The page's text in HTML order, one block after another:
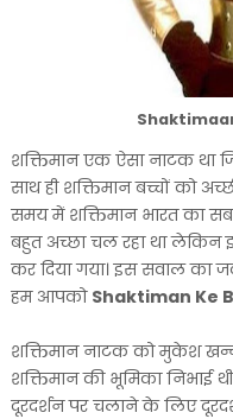
शक्तिमान एक ऐसा नाटक था
साथ ही शक्तिमान बच्चों को
समय में शक्तिमान भारत का
बहुत अच्छा चल रहा था लेकिन
कर दिया गया। इस सवाल का
हम आपको Shaktiman Ke
शक्तिमान नाटक को मुकेश
शक्तिमान की भूमिका निभाई
दूरदर्शन पर चलाने के लिए